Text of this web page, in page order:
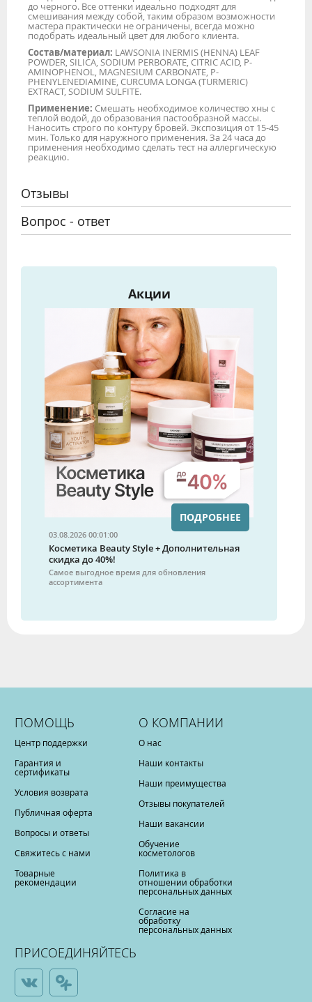
до черного. Все оттенки идеально подходят для
смешивания между собой, таким образом возможности
мастера практически не ограничены, всегда можно
подобрать идеальный цвет для любого клиента.
Состав/материал: LAWSONIA INERMIS (HENNA) LEAF
POWDER, SILICA, SODIUM PERBORATE, CITRIC ACID, P-
AMINOPHENOL, MAGNESIUM CARBONATE, P-
PHENYLENEDIAMINE, CURCUMA LONGA (TURMERIC)
EXTRACT, SODIUM SULFITE.
Применение: Смешать необходимое количество хны с
теплой водой, до образования пастообразной массы.
Наносить строго по контуру бровей. Экспозиция от 15-45
мин. Только для наружного применения. За 24 часа до
применения необходимо сделать тест на аллергическую
реакцию.
Отзывы
Вопрос - ответ
Акции
03.08.2026 00:01:00
Косметика Beauty Style + Дополнительная
скидка до 40%!
Самое выгодное время для обновления
ассортимента
ПОДРОБНЕЕ
ПОМОЩЬ
Центр поддержки
Гарантия и
сертификаты
Условия возврата
Публичная оферта
Вопросы и ответы
Свяжитесь с нами
Товарные
рекомендации
О КОМПАНИИ
О нас
Наши контакты
Наши преимущества
Отзывы покупателей
Наши вакансии
Обучение
косметологов
Политика в
отношении обработки
персональных данных
Согласие на
обработку
персональных данных
ПРИСОЕДИНЯЙТЕСЬ